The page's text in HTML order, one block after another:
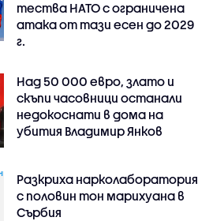
тества НАТО с ограничена
атака от тази есен до 2029
г.
Над 50 000 евро, злато и
скъпи часовници останали
недокоснати в дома на
убития Владимир Янков
Разкриха нарколаборатория
с половин тон марихуана в
Сърбия